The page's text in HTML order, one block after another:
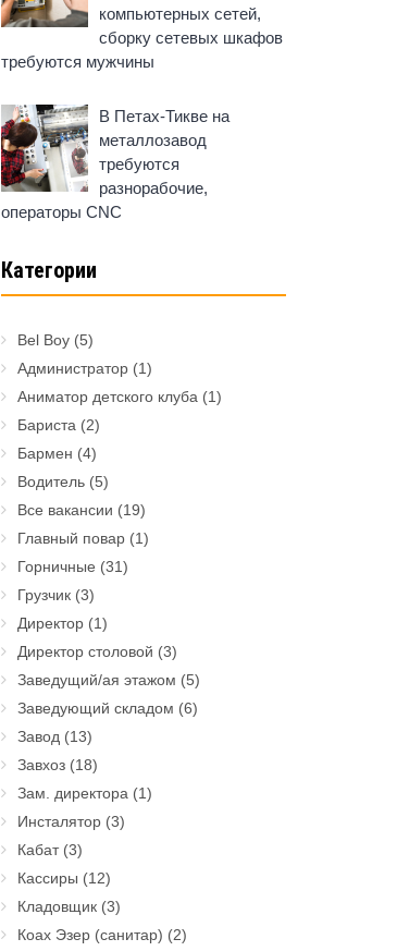
компьютерных сетей,
сборку сетевых шкафов
требуются мужчины
В Петах-Тикве на
металлозавод
требуются
разнорабочие,
операторы CNC
Категории
Bel Boy(5)
Администратор(1)
Аниматор детского клуба (1)
Бариста (2)
Бармен (4)
Водитель(5)
Все вакансии (19)
Главный повар(1)
Горничные (31)
Грузчик(3)
Директор(1)
Директор столовой (3)
Заведущий/ая этажом (5)
Заведующий складом (6)
Завод (13)
Завхоз(18)
Зам. директора (1)
Инсталятор(3)
Кабат(3)
Кассиры (12)
Кладовщик(3)
Коах Эзер (санитар) (2)